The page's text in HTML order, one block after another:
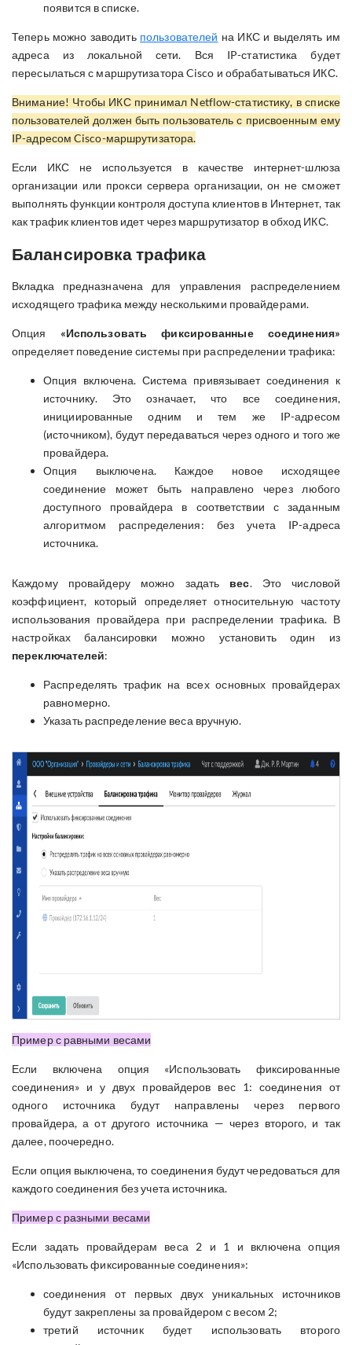
появится в списке.
Теперь можно заводить пользователей на ИКС и выделять им
адреса из локальной сети. Вся IP-статистика будет
пересылаться с маршрутизатора Cisco и обрабатываться ИКС.
Внимание! Чтобы ИКС принимал Netflow-статистику, в списке
пользователей должен быть пользователь с присвоенным ему
IP-адресом Cisco-маршрутизатора.
Если ИКС не используется в качестве интернет-шлюза
организации или прокси сервера организации, он не сможет
выполнять функции контроля доступа клиентов в Интернет, так
как трафик клиентов идет через маршрутизатор в обход ИКС.
Балансировка трафика
Вкладка предназначена для управления распределением
исходящего трафика между несколькими провайдерами.
Опция «Использовать фиксированные соединения»
определяет поведение системы при распределении трафика:
Опция включена. Система привязывает соединения к
источнику. Это означает, что все соединения,
инициированные одним и тем же IP-адресом
(источником), будут передаваться через одного и того же
провайдера.
Опция выключена. Каждое новое исходящее
соединение может быть направлено через любого
доступного провайдера в соответствии с заданным
алгоритмом распределения: без учета IP-адреса
источника.
Каждому провайдеру можно задать вес. Это числовой
коэффициент, который определяет относительную частоту
использования провайдера при распределении трафика. В
настройках балансировки можно установить один из
переключателей:
Распределять трафик на всех основных провайдерах
равномерно.
Указать распределение веса вручную.
Пример с равными весами
Если включена опция «Использовать фиксированные
соединения» и у двух провайдеров вес 1: соединения от
одного источника будут направлены через первого
провайдера, а от другого источника — через второго, и так
далее, поочередно.
Если опция выключена, то соединения будут чередоваться для
каждого соединения без учета источника.
Пример с разными весами
Если задать провайдерам веса 2 и 1 и включена опция
«Использовать фиксированные соединения»:
соединения от первых двух уникальных источников
будут закреплены за провайдером с весом 2;
третий источник будет использовать второго